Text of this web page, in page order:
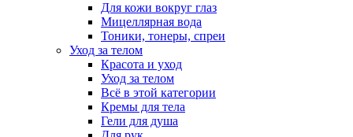
Для кожи вокруг глаз
Мицеллярная вода
Тоники, тонеры, спреи
Уход за телом
Красота и уход
Уход за телом
Всё в этой категории
Кремы для тела
Гели для душа